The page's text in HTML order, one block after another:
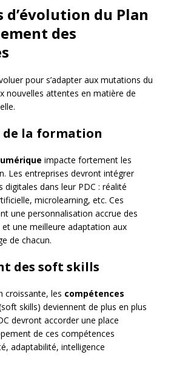
d’évolution du Plan
des
pour s’adapter aux mutations du
nouvelles attentes en matière de
la formation
impacte fortement les
Les entreprises devront intégrer
dans leur PDC : réalité
microlearning, etc. Ces
une personnalisation accrue des
une meilleure adaptation aux
de chacun.
des soft skills
croissante, les compétences
skills) deviennent de plus en plus
devront accorder une place
de ces compétences
adaptabilité, intelligence